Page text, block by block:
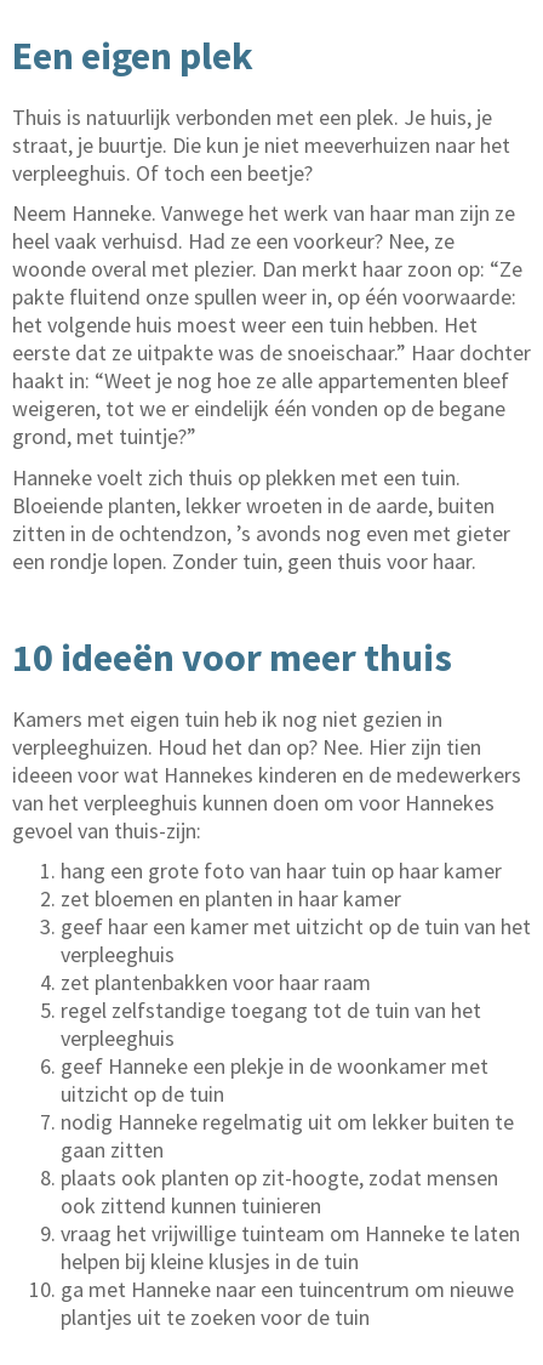
Een eigen plek
Thuis is natuurlijk verbonden met een plek. Je huis, je
straat, je buurtje. Die kun je niet meeverhuizen naar het
verpleeghuis. Of toch een beetje?
Neem Hanneke. Vanwege het werk van haar man zijn ze
heel vaak verhuisd. Had ze een voorkeur? Nee, ze
woonde overal met plezier. Dan merkt haar zoon op: “Ze
pakte fluitend onze spullen weer in, op één voorwaarde:
het volgende huis moest weer een tuin hebben. Het
eerste dat ze uitpakte was de snoeischaar.” Haar dochter
haakt in: “Weet je nog hoe ze alle appartementen bleef
weigeren, tot we er eindelijk één vonden op de begane
grond, met tuintje?”
Hanneke voelt zich thuis op plekken met een tuin.
Bloeiende planten, lekker wroeten in de aarde, buiten
zitten in de ochtendzon, ’s avonds nog even met gieter
een rondje lopen. Zonder tuin, geen thuis voor haar.
10 ideeën voor meer thuis
Kamers met eigen tuin heb ik nog niet gezien in
verpleeghuizen. Houd het dan op? Nee. Hier zijn tien
ideeen voor wat Hannekes kinderen en de medewerkers
van het verpleeghuis kunnen doen om voor Hannekes
gevoel van thuis-zijn:
hang een grote foto van haar tuin op haar kamer
zet bloemen en planten in haar kamer
geef haar een kamer met uitzicht op de tuin van het
verpleeghuis
zet plantenbakken voor haar raam
regel zelfstandige toegang tot de tuin van het
verpleeghuis
geef Hanneke een plekje in de woonkamer met
uitzicht op de tuin
nodig Hanneke regelmatig uit om lekker buiten te
gaan zitten
plaats ook planten op zit-hoogte, zodat mensen
ook zittend kunnen tuinieren
vraag het vrijwillige tuinteam om Hanneke te laten
helpen bij kleine klusjes in de tuin
ga met Hanneke naar een tuincentrum om nieuwe
plantjes uit te zoeken voor de tuin